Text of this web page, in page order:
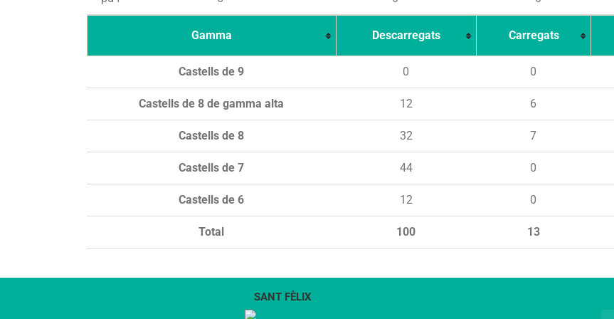
Gamma Descarregats Carregats
Total 100 13
Castells de 9 0 0
Castells de 8 de gamma alta 12 6
Castells de 8 32 7
Castells de 7 44 0
Castells de 6 12 0
SANT FÈLIX